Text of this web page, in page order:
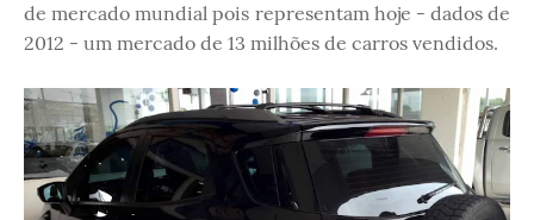
de mercado mundial pois representam hoje - dados de
2012 - um mercado de 13 milhões de carros vendidos.